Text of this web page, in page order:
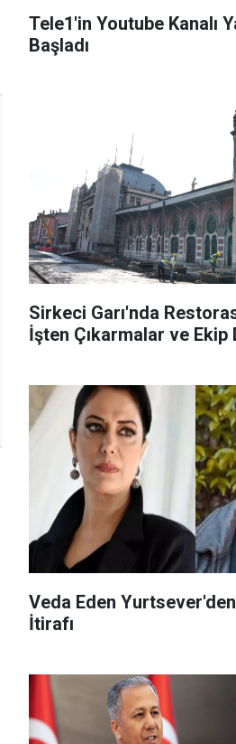
Tele1'in Youtube Kanalı
Başladı
Sirkeci Garı'nda
İşten Çıkarmalar ve Ekip
Veda Eden
İtirafı